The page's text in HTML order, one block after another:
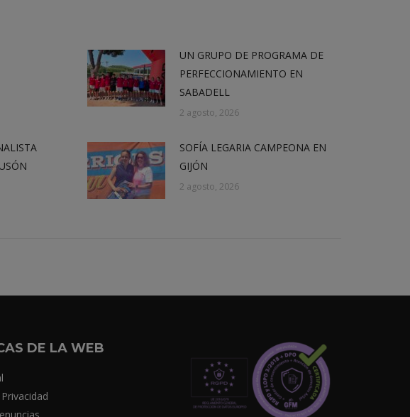
UN GRUPO DE PROGRAMA DE
PERFECCIONAMIENTO EN
SABADELL
2 agosto, 2026
SOFÍA LEGARIA CAMPEONA EN
GIJÓN
2 agosto, 2026
DE LA WEB